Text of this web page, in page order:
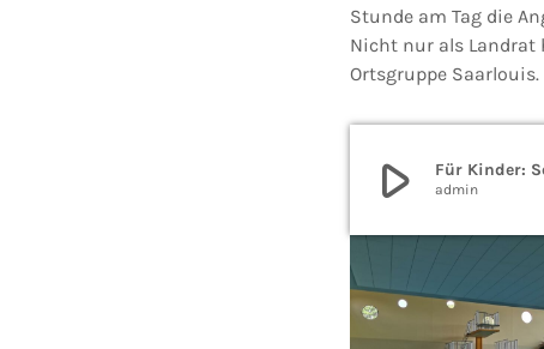
Stunde am Tag die
Nicht nur als Landrat
Ortsgruppe
play_arrow Für Kinder:
admin